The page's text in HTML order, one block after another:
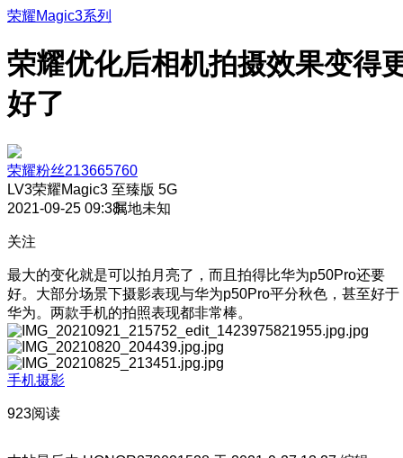
荣耀Magic3系列
荣耀优化后相机拍摄效果变得
好了
荣耀粉丝213665760
LV3荣耀Magic3 至臻版 5G
2021-09-25 09:38属地未知
关注
最大的变化就是可以拍月亮了，而且拍得比华为p50Pro还要
好。大部分场景下摄影表现与华为p50Pro平分秋色，甚至好于
华为。两款手机的拍照表现都非常棒。
手机摄影
923阅读